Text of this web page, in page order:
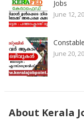
Jobs
June 12,
June 20,
About Kerala